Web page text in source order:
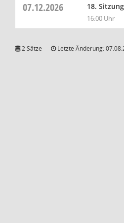
07.12.2026 18.
16:00 Uhr
2 Sätze Letzte Änderung: